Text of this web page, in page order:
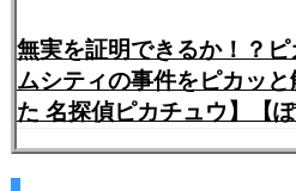
無実を証明できるか！？
ムシティの事件をピカッ
た 名探偵ピカチュウ】【ぽ